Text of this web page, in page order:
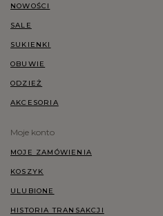
NOWOŚCI
SALE
SUKIENKI
OBUWIE
ODZIEŻ
AKCESORIA
Moje konto
MOJE ZAMÓWIENIA
KOSZYK
ULUBIONE
HISTORIA TRANSAKCJI